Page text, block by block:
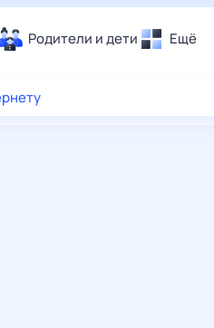
Родители и дети Ещё
Еда